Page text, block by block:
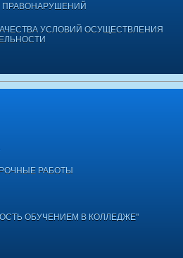
ПРАВОНАРУШЕНИЙ
УСЛОВИЙ ОСУЩЕСТВЛЕНИЯ
РАБОТЫ
ОБУЧЕНИЕМ В КОЛЛЕДЖЕ"